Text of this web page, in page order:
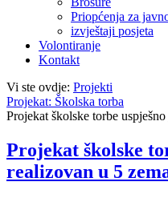
Priopćenja za
izvještaji posjeta
Volontiranje
Kontakt
Vi ste ovdje: Projekti
Projekat: Školska torba
Projekat školske torbe
Projekat školske
realizovan u 5